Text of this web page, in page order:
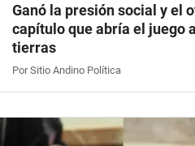
Ganó la presión social y el
capítulo que abría el juego
tierras
Por Sitio Andino Política